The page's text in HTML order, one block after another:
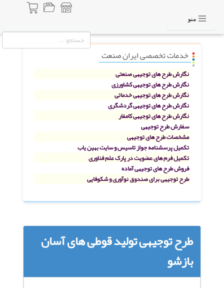
منو
خدمات تخصصی ایران صنعت
نگارش طرح های توجیهی صنعتی
نگارش طرح های توجیهی کشاورزی
نگارش طرح های توجیهی خدماتی
نگارش طرح های توجیهی گردشگری
نگارش طرح های توجیهی کامفار
سفارش طرح توجیهی
مشخصات طرح های توجیهی
تکمیل پرسشنامه جواز تاسیس و سایت بهین یاب
تکمیل فرم های عضویت در پارک علم فناوری
فروش طرح های توجیهی آماده
طرح توجیهی برای صندوق نوآوری و شکوفایی
طرح توجیهی تولید قوطی های آسان
بازشو